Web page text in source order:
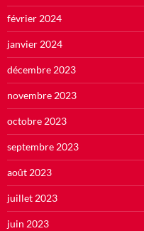
février 2024
janvier 2024
décembre 2023
novembre 2023
octobre 2023
septembre 2023
août 2023
juillet 2023
juin 2023